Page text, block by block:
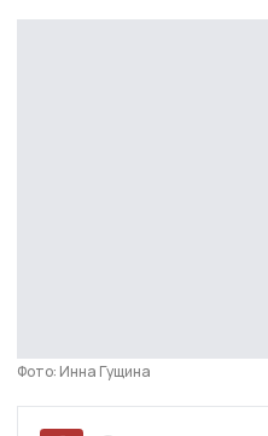
Фото: Инна Гущина